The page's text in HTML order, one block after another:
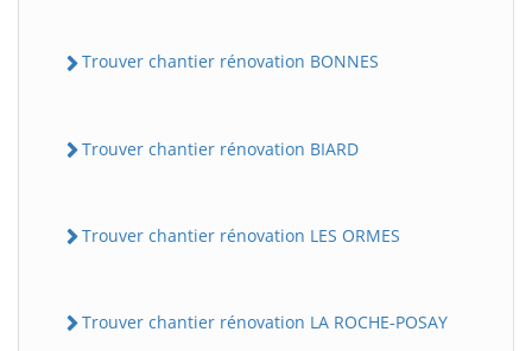
Trouver chantier rénovation BONNES
Trouver chantier rénovation BIARD
Trouver chantier rénovation LES ORMES
Trouver chantier rénovation LA ROCHE-POSAY